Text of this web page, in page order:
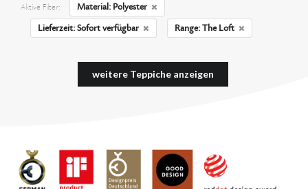
Aktive Filter:
Material: Polyester
Lieferzeit: Sofort verfügbar
Range: The Loft
weitere Teppiche anzeigen